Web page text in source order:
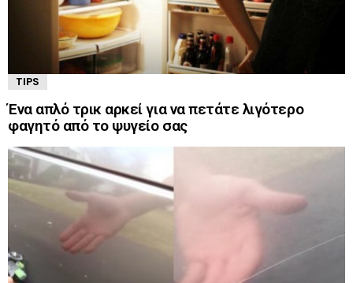
TIPS
Ένα απλό τρικ αρκεί για να πετάτε λιγότερο
φαγητό από το ψυγείο σας